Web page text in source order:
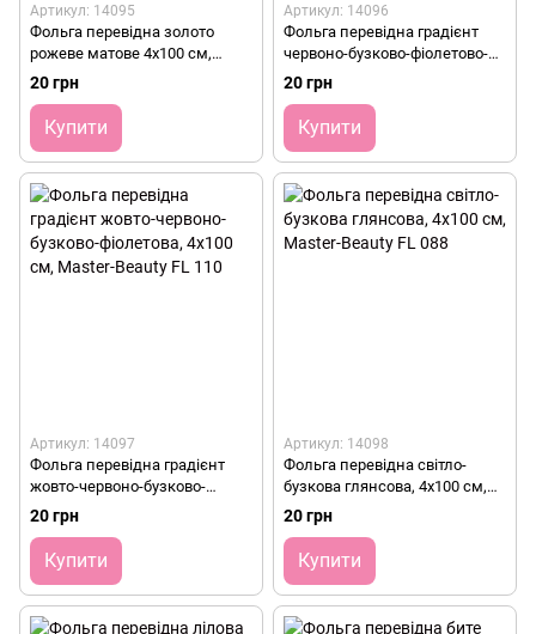
Артикул: 14095
Фольга перевідна золото
рожеве матове 4х100 см,
Master-Beauty FL 025
20 грн
Купити
Артикул: 14096
Фольга перевідна градієнт
червоно-бузково-фіолетово-
бірюзова глянсова 4х100 см,
Master-Beauty FL 111
20 грн
Купити
Артикул: 14097
Фольга перевідна градієнт
жовто-червоно-бузково-
фіолетова, 4х100 см, Master-
Beauty FL 110
20 грн
Купити
Артикул: 14098
Фольга перевідна світло-
бузкова глянсова, 4х100 см,
Master-Beauty FL 088
20 грн
Купити